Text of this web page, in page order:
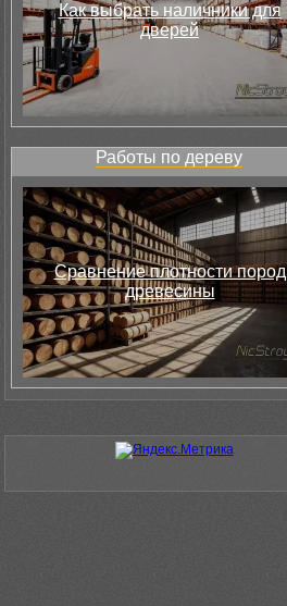
Как выбрать наличники для
дверей
Работы по дереву
Сравнение плотности пород
древесины